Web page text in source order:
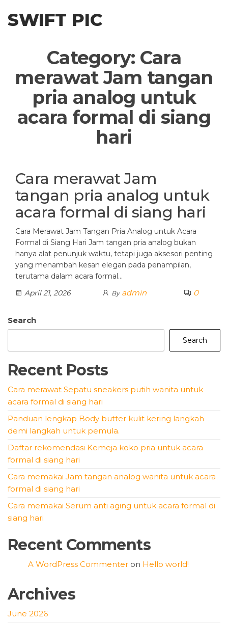
SWIFT PIC
Category: Cara
merawat Jam tangan
pria analog untuk
acara formal di siang
hari
Cara merawat Jam
tangan pria analog untuk
acara formal di siang hari
Cara Merawat Jam Tangan Pria Analog untuk Acara
Formal di Siang Hari Jam tangan pria analog bukan
hanya alat penunjuk waktu, tetapi juga aksesori penting
yang menambah kesan elegan pada penampilan,
terutama dalam acara formal…
April 21, 2026
By admin 0
Search
Search
Recent Posts
Cara merawat Sepatu sneakers putih wanita untuk
acara formal di siang hari
Panduan lengkap Body butter kulit kering langkah
demi langkah untuk pemula.
Daftar rekomendasi Kemeja koko pria untuk acara
formal di siang hari
Cara memakai Jam tangan analog wanita untuk acara
formal di siang hari
Cara memakai Serum anti aging untuk acara formal di
siang hari
Recent Comments
A WordPress Commenter on Hello world!
Archives
June 2026